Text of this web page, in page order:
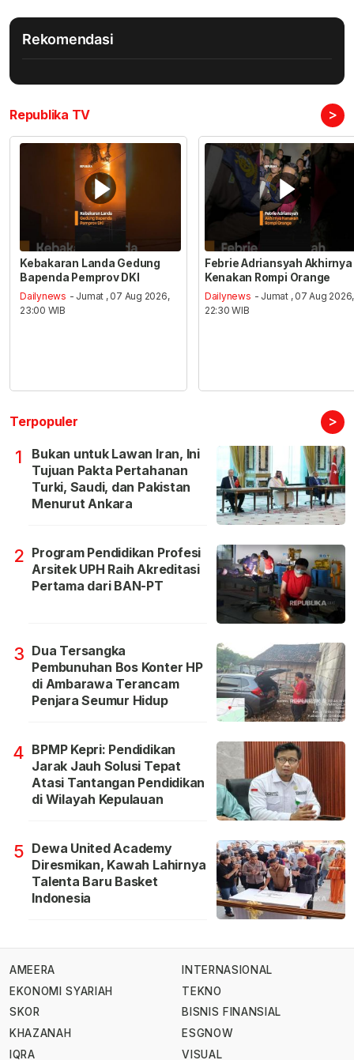
Rekomendasi
Republika TV >
Kebakaran Landa Gedung
Bapenda Pemprov DKI
Dailynews - Jumat , 07 Aug 2026,
23:00 WIB
Febrie Adriansyah Akhirnya
Kenakan Rompi Orange
Dailynews - Jumat , 07 Aug 2026,
22:30 WIB
Terpopuler >
1
Bukan untuk Lawan Iran, Ini
Tujuan Pakta Pertahanan
Turki, Saudi, dan Pakistan
Menurut Ankara
2 Program Pendidikan Profesi
Arsitek UPH Raih Akreditasi
Pertama dari BAN-PT
3 Dua Tersangka
Pembunuhan Bos Konter HP
di Ambarawa Terancam
Penjara Seumur Hidup
4 BPMP Kepri: Pendidikan
Jarak Jauh Solusi Tepat
Atasi Tantangan Pendidikan
di Wilayah Kepulauan
5 Dewa United Academy
Diresmikan, Kawah Lahirnya
Talenta Baru Basket
Indonesia
AMEERA
EKONOMI SYARIAH
SKOR
KHAZANAH
IQRA
INTERNASIONAL
TEKNO
BISNIS FINANSIAL
ESGNOW
VISUAL